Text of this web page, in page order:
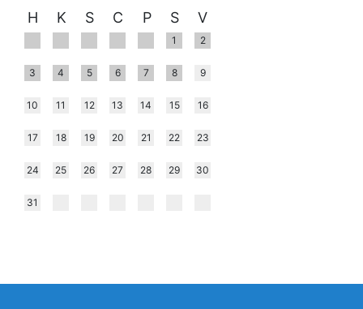
H K S C P S V
1 2
3 4 5 6 7 8 9
10 11 12 13 14 15 16
17 18 19 20 21 22 23
24 25 26 27 28 29 30
31